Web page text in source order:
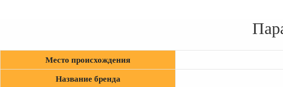
Место происхождения
Название бренда